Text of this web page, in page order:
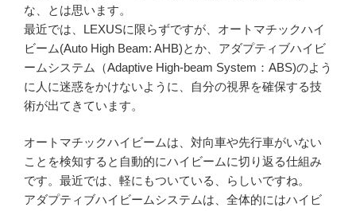
な、とは思います。
最近では、LEXUSに限らずですが、オートマチックハイ
ビーム(Auto High Beam: AHB)とか、アダプティブハイビ
ームシステム（Adaptive High-beam System：ABS)のよう
に人に迷惑をかけないように、自分の視界を確保する技
術が出てきています。
オートマチックハイビームは、対向車や先行車がいない
ことを検知すると自動的にハイビームに切り返る仕組み
です。最近では、軽にもついている、らしいですね。
アダプティブハイビームシステムは、全体的にはハイビ